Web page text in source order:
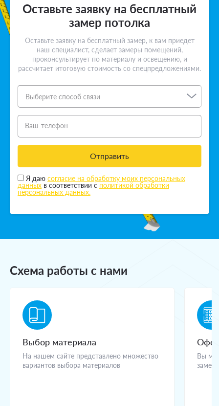
Оставьте заявку на бесплатный
замер потолка
Оставьте заявку на бесплатный замер, к вам приедет
наш специалист, сделает замеры помещений,
проконсультирует по материалу и освещению, и
рассчитает итоговую стоимость со спецпредложениями.
Выберите способ связи
Ваш телефон
Отправить
Я даю согласие на обработку моих персональных
данных в соответствии с политикой обработки
персональных данных.
Схема работы с нами
Выбор материала
На нашем сайте представлено множество
вариантов выбора материалов
Вы